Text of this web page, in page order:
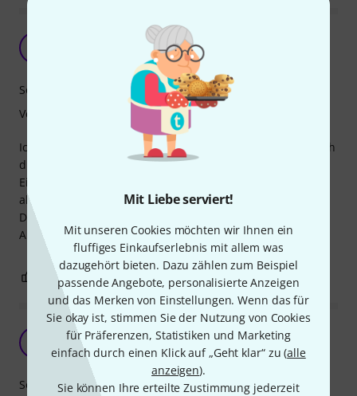
Mit Liebe serviert!
Mit unseren Cookies möchten wir Ihnen ein
fluffiges Einkaufserlebnis mit allem was
dazugehört bieten. Dazu zählen zum Beispiel
passende Angebote, personalisierte Anzeigen
und das Merken von Einstellungen. Wenn das für
Sie okay ist, stimmen Sie der Nutzung von Cookies
für Präferenzen, Statistiken und Marketing
einfach durch einen Klick auf „Geht klar“ zu (alle
anzeigen).
Sie können Ihre erteilte Zustimmung jederzeit
D' Rick 21.12.2020
Ich habe nach einem Control-Dämpfer gesucht, mit dem ich
die Obertöne meiner Snare kontrollieren kann.
Eigentlich wollte ich nichts auf mein Fell kleben, aber die
alternative Lösung, war mir einfach viel zu überteuert.
Der Dämpfer lässt sich leicht anbringen und macht seine
Arbeit gewissenhaft.
Soundverhalten
Verarbeitung
0 BEWERTUNG MELDEN
Ok
LeftHand 02.01.2020
Soundverhalten